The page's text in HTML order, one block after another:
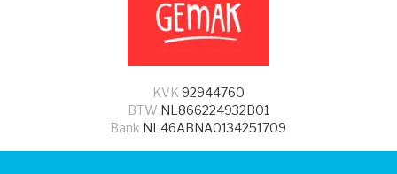
KVK 92944760
BTW NL866224932B01
Bank NL46ABNA0134251709